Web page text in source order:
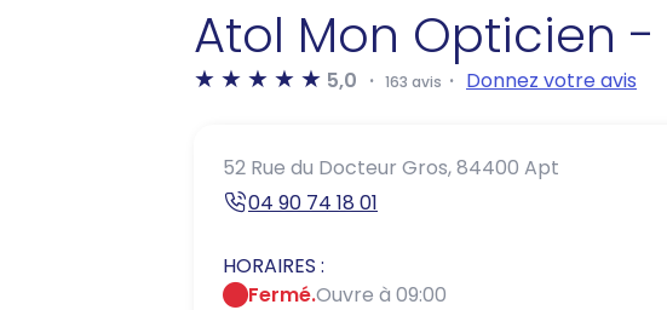
Atol Mon Opticien -
5,0 163 avis Donnez votre avis
52 Rue du Docteur Gros,84400 Apt
04 90 74 18 01
HORAIRES :
Fermé.Ouvre à 09:00